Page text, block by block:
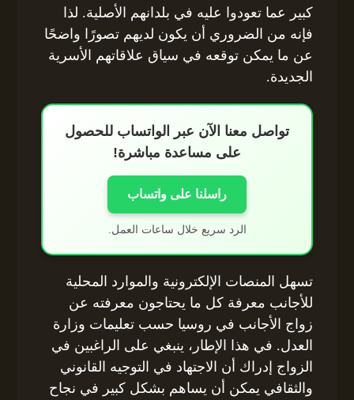
كبير عما تعودوا عليه في بلدانهم الأصلية. لذا
فإنه من الضروري أن يكون لديهم تصورًا واضحًا
عن ما يمكن توقعه في سياق علاقاتهم الأسرية
الجديدة.
تواصل معنا الآن عبر الواتساب للحصول
على مساعدة مباشرة!
راسلنا على واتساب
الرد سريع خلال ساعات العمل.
تسهل المنصات الإلكترونية والموارد المحلية
للأجانب معرفة كل ما يحتاجون معرفته عن
زواج الأجانب في روسيا حسب تعليمات وزارة
العدل. في هذا الإطار، ينبغي على الراغبين في
الزواج إدراك أن الاجتهاد في التوجيه القانوني
والثقافي يمكن أن يساهم بشكل كبير في نجاح